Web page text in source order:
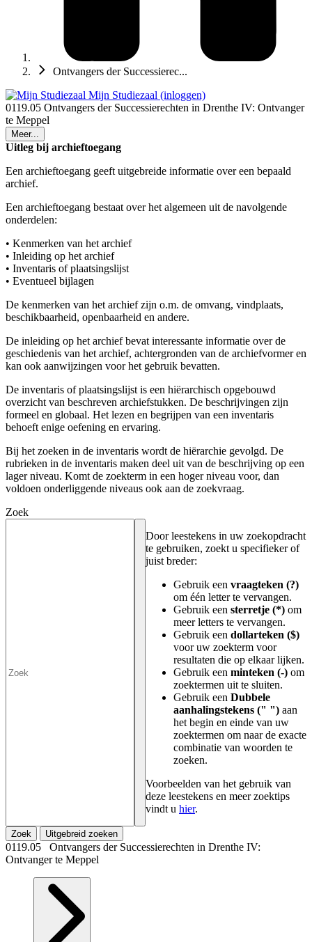
Ontvangers der Successierec...
Mijn Studiezaal (inloggen)
0119.05 Ontvangers der Successierechten in Drenthe IV: Ontvanger
te Meppel
Meer...
Uitleg bij archieftoegang
Een archieftoegang geeft uitgebreide informatie over een bepaald
archief.
Een archieftoegang bestaat over het algemeen uit de navolgende
onderdelen:
• Kenmerken van het archief
• Inleiding op het archief
• Inventaris of plaatsingslijst
• Eventueel bijlagen
De kenmerken van het archief zijn o.m. de omvang, vindplaats,
beschikbaarheid, openbaarheid en andere.
De inleiding op het archief bevat interessante informatie over de
geschiedenis van het archief, achtergronden van de archiefvormer en
kan ook aanwijzingen voor het gebruik bevatten.
De inventaris of plaatsingslijst is een hiërarchisch opgebouwd
overzicht van beschreven archiefstukken. De beschrijvingen zijn
formeel en globaal. Het lezen en begrijpen van een inventaris
behoeft enige oefening en ervaring.
Bij het zoeken in de inventaris wordt de hiërarchie gevolgd. De
rubrieken in de inventaris maken deel uit van de beschrijving op een
lager niveau. Komt de zoekterm in een hoger niveau voor, dan
voldoen onderliggende niveaus ook aan de zoekvraag.
Zoek
Door leestekens in uw zoekopdracht
te gebruiken, zoekt u specifieker of
juist breder:
Gebruik een vraagteken (?)
om één letter te vervangen.
Gebruik een sterretje (*) om
meer letters te vervangen.
Gebruik een dollarteken ($)
voor uw zoekterm voor
resultaten die op elkaar lijken.
Gebruik een minteken (-) om
zoektermen uit te sluiten.
Gebruik een Dubbele
aanhalingstekens (" ") aan
het begin en einde van uw
zoektermen om naar de exacte
combinatie van woorden te
zoeken.
Voorbeelden van het gebruik van
deze leestekens en meer zoektips
vindt u hier.
Zoek Uitgebreid zoeken
0119.05 Ontvangers der Successierechten in Drenthe IV:
Ontvanger te Meppel